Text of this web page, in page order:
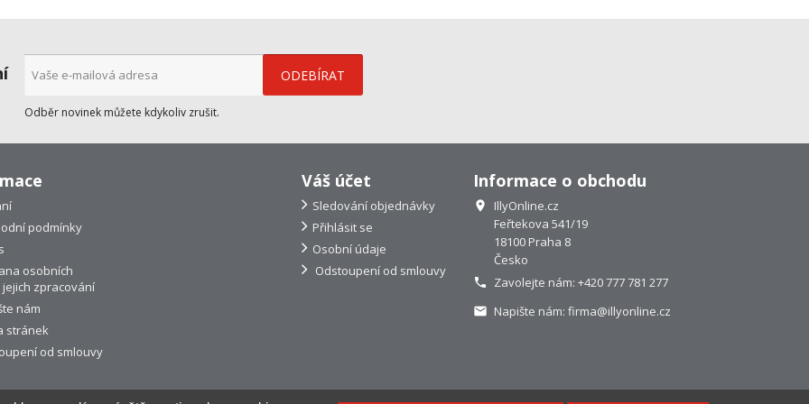
Odběr novinek můžete kdykoliv zrušit.
podmínky
osobních
zpracování
nám
stránek
od smlouvy
Váš účet
Sledování objednávky
Přihlásit se
Osobní údaje
Odstoupení od smlouvy
Informace o obchodu

IllyOnline.cz
Feřtekova 541/19
18100 Praha 8
Česko
 Zavolejte nám: +420 777 781 277
 Napište nám: firma@illyonline.cz